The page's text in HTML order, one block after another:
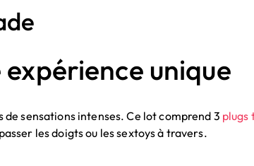
unique
sensations intenses. Ce lot comprend 3 plugs
les doigts ou les sextoys à travers.